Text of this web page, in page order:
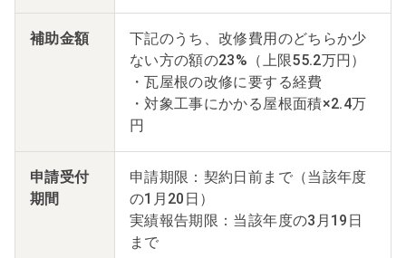
補助金額
下記のうち、改修費用のどちらか少
ない方の額の23%（上限55.2万円）
・瓦屋根の改修に要する経費
・対象工事にかかる屋根面積×2.4万
円
申請受付
期間
申請期限：契約日前まで（当該年度
の1月20日）
実績報告期限：当該年度の3月19日
まで